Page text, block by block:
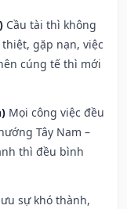
Cầu tài thì không
gặp nạn, việc
cúng tế thì mới
Mọi công việc đều
Tây Nam –
thì đều bình
sự khó thành,